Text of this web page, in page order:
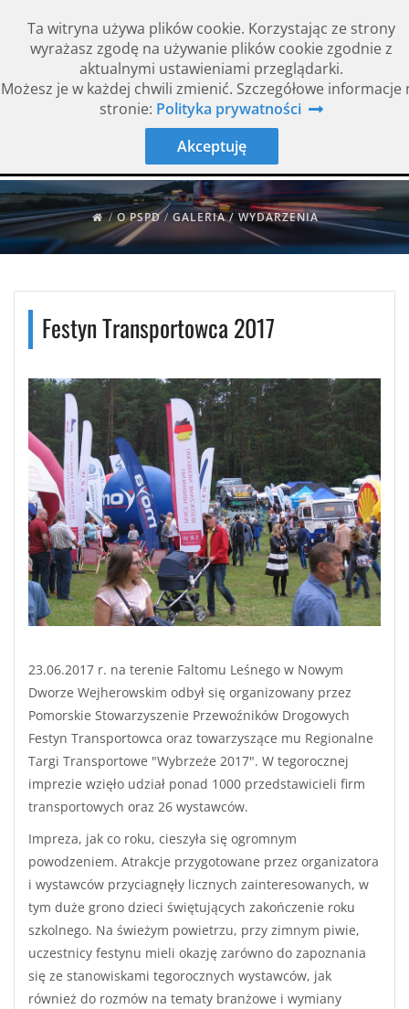
Rok założenia 1994 ISO 9001
/O PSPD/GALERIA / WYDARZENIA
Festyn Transportowca 2017
23.06.2017 r. na terenie Faltomu Leśnego w Nowym
Dworze Wejherowskim odbył się organizowany przez
Pomorskie Stowarzyszenie Przewoźników Drogowych
Festyn Transportowca oraz towarzyszące mu Regionalne
Targi Transportowe "Wybrzeże 2017". W tegorocznej
imprezie wzięło udział ponad 1000 przedstawicieli firm
transportowych oraz 26 wystawców.
Impreza, jak co roku, cieszyła się ogromnym
powodzeniem. Atrakcje przygotowane przez organizatora
i wystawców przyciagnęły licznych zainteresowanych, w
tym duże grono dzieci świętujących zakończenie roku
szkolnego. Na świeżym powietrzu, przy zimnym piwie,
uczestnicy festynu mieli okazję zarówno do zapoznania
się ze stanowiskami tegorocznych wystawców, jak
również do rozmów na tematy branżowe i wymiany
Ta witryna używa plików cookie. Korzystając ze strony
wyrażasz zgodę na używanie plików cookie zgodnie z
aktualnymi ustawieniami przeglądarki.
Możesz je w każdej chwili zmienić. Szczegółowe informacje
stronie: Polityka prywatności
Akceptuję